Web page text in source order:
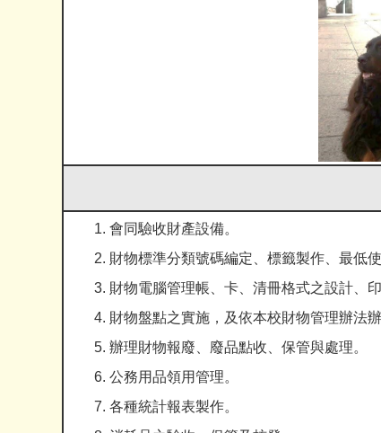
會同驗收財產設備。
財物標準分類號碼編定、標籤製作、最低
財物電腦管理帳、卡、清冊格式之設計、
財物盤點之實施，及依本校財物管理辦法
辦理財物報廢、廢品點收、保管與處理。
公務用品領用管理。
各種統計報表製作。